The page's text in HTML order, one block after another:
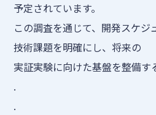
予定されています。
この調査を通じて、開発スケジ
技術課題を明確にし、将来の
実証実験に向けた基盤を整備す
.
.